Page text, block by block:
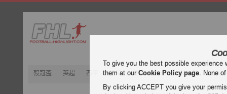
歿冠盃 英超 西甲 意甲 德甲 法甲 歿忔盃 2022
To give you the best possible
them at ourCookie Policy page. None
By clicking ACCEPT you give your